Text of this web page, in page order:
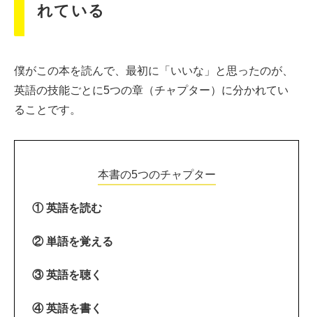
れている
僕がこの本を読んで、最初に「いいな」と思ったのが、
英語の技能ごとに5つの章（チャプター）に分かれてい
ることです。
本書の5つのチャプター
① 英語を読む
② 単語を覚える
③ 英語を聴く
④ 英語を書く